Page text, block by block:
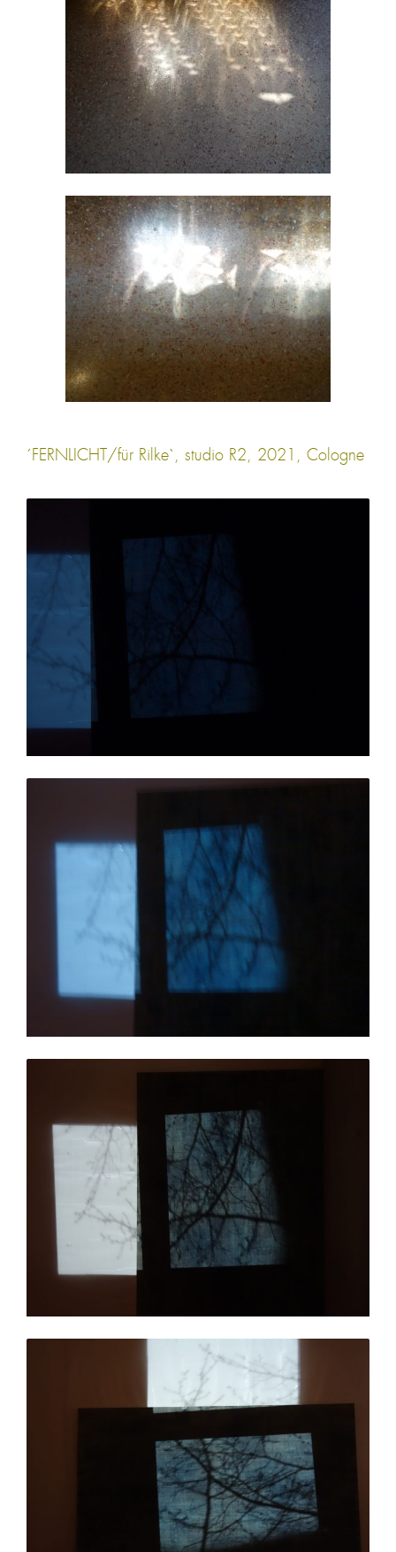
´FERNLICHT/für Rilke`, studio R2, 2021, Cologne